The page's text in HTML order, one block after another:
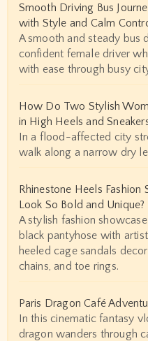
Smooth Driving Bus
with Style and Calm
A smooth and steady bus
confident female driver
with ease through busy
How Do Two Stylish
in High Heels and
In a flood-affected city
walk along a narrow dry
Rhinestone Heels
Look So Bold and Unique?
A stylish fashion
black pantyhose with
heeled cage sandals
chains, and toe rings.
Paris Dragon Café
In this cinematic fantasy
dragon wanders through